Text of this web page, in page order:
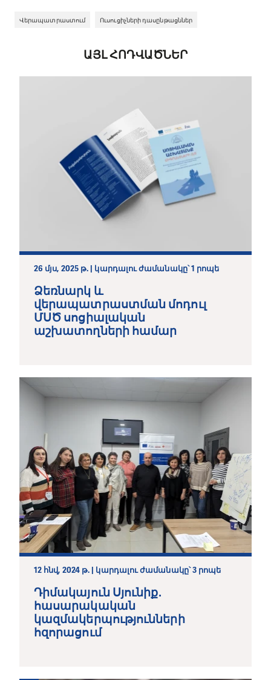
Վերապատրաստում Ուսուցիչների դասընթացններ
ԱՅԼ ՀՈԴՎԱԾՆԵՐ
26 մյս, 2025 թ. | կարդալու ժամանակը՝ 1 րոպե
Ձեռնարկ և
վերապատրաստման մոդուլ
ՄՍԾ սոցիալական
աշխատողների համար
12 հնվ, 2024 թ. | կարդալու ժամանակը՝ 3 րոպե
Դիմակայուն Սյունիք․
հասարակական
կազմակերպությունների
հզորացում